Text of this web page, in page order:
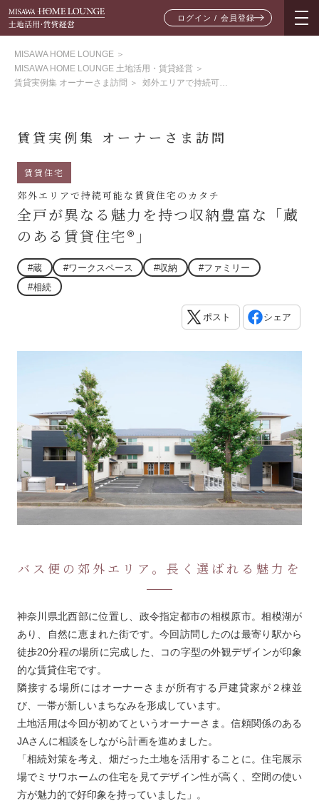
ログイン / 会員登録
MISAWA HOME LOUNGE ＞
MISAWA HOME LOUNGE 土地活用・賃貸経営 ＞
賃貸実例集 オーナーさま訪問 ＞ 郊外エリアで持続可能な賃貸住宅のカタチ 全戸が異なる魅力を持つ収納豊富な蔵のある賃貸住宅
賃貸実例集 オーナーさま訪問
賃貸住宅
郊外エリアで持続可能な賃貸住宅のカタチ
全戸が異なる魅力を持つ収納豊富な「蔵
のある賃貸住宅®」
#蔵 #ワークスペース #収納
#ファミリー
#相続
ポスト シェア
バス便の郊外エリア。長く選ばれる魅力を
神奈川県北西部に位置し、政令指定都市の相模原市。相模湖が
あり、自然に恵まれた街です。今回訪問したのは最寄り駅から
徒歩20分程の場所に完成した、コの字型の外観デザインが印象
的な賃貸住宅です。
隣接する場所にはオーナーさまが所有する戸建貸家が２棟並
び、一帯が新しいまちなみを形成しています。
土地活用は今回が初めてというオーナーさま。信頼関係のある
JAさんに相談をしながら計画を進めました。
「相続対策を考え、畑だった土地を活用することに。住宅展示
場でミサワホームの住宅を見てデザイン性が高く、空間の使い
方が魅力的で好印象を持っていました」。